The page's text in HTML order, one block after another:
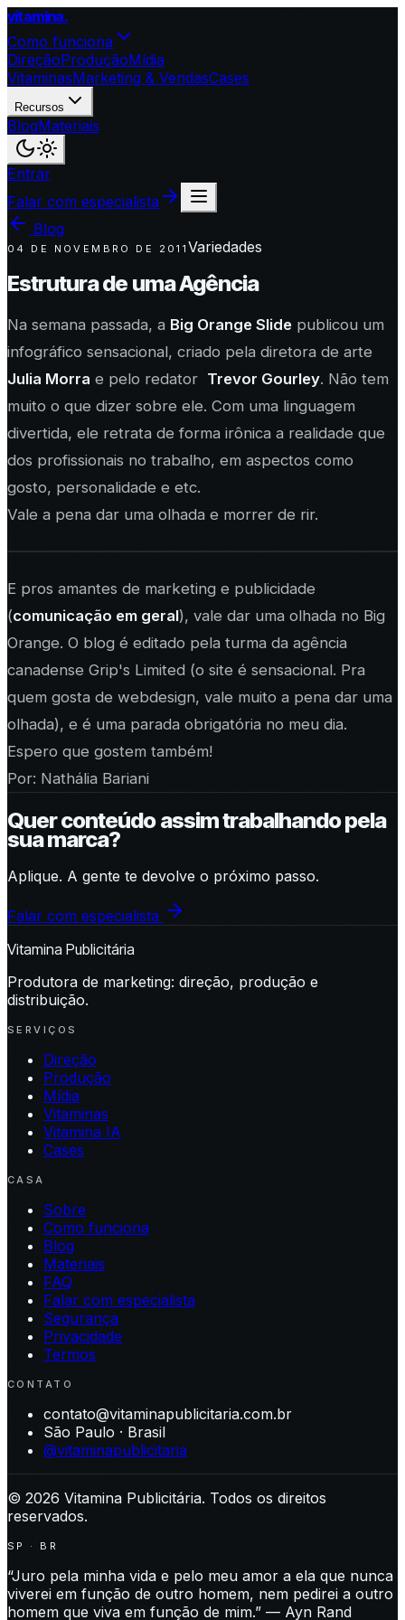
vitamina.
Como funciona
DireçãoProduçãoMídia
VitaminasMarketing & VendasCases
Recursos
BlogMateriais
Entrar
Falar com especialista
Blog
04 DE NOVEMBRO DE 2011 Variedades
Estrutura de uma Agência
Na semana passada, a Big Orange Slide publicou um
infográfico sensacional, criado pela diretora de arte
Julia Morra e pelo redator Trevor Gourley. Não tem
muito o que dizer sobre ele. Com uma linguagem
divertida, ele retrata de forma irônica a realidade que
dos profissionais no trabalho, em aspectos como
gosto, personalidade e etc.
Vale a pena dar uma olhada e morrer de rir.
E pros amantes de marketing e publicidade
(comunicação em geral), vale dar uma olhada no Big
Orange. O blog é editado pela turma da agência
canadense Grip's Limited (o site é sensacional. Pra
quem gosta de webdesign, vale muito a pena dar uma
olhada), e é uma parada obrigatória no meu dia.
Espero que gostem também!
Por: Nathália Bariani
Quer conteúdo assim trabalhando pela
sua marca?
Aplique. A gente te devolve o próximo passo.
Falar com especialista
Vitamina Publicitária
Produtora de marketing: direção, produção e
distribuição.
SERVIÇOS
Direção
Produção
Mídia
Vitaminas
Vitamina IA
Cases
CASA
Sobre
Como funciona
Blog
Materiais
FAQ
Falar com especialista
Segurança
Privacidade
Termos
CONTATO
contato@vitaminapublicitaria.com.br
São Paulo · Brasil
@vitaminapublicitaria
© 2026 Vitamina Publicitária. Todos os direitos
reservados.
SP · BR
“Juro pela minha vida e pelo meu amor a ela que nunca
viverei em função de outro homem, nem pedirei a outro
homem que viva em função de mim.” — Ayn Rand